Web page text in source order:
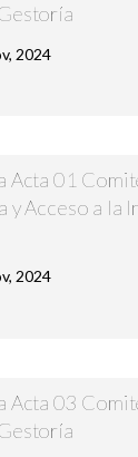
2024
Acta 01
y Acceso a la
2024
Acta 03